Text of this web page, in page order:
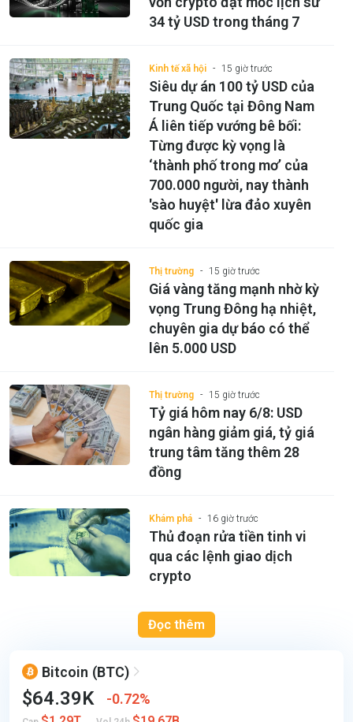
34 tỷ USD trong tháng 7
Kinh tế xã hội 15 giờ trước
Siêu dự án 100 tỷ USD của
Trung Quốc tại Đông Nam
Á liên tiếp vướng bê bối:
Từng được kỳ vọng là
‘thành phố trong mơ’ của
700.000 người, nay thành
'sào huyệt' lừa đảo xuyên
quốc gia
Thị trường 15 giờ trước
Giá vàng tăng mạnh nhờ kỳ
vọng Trung Đông hạ nhiệt,
chuyên gia dự báo có thể
lên 5.000 USD
Thị trường 15 giờ trước
Tỷ giá hôm nay 6/8: USD
ngân hàng giảm giá, tỷ giá
trung tâm tăng thêm 28
đồng
Khám phá 16 giờ trước
Thủ đoạn rửa tiền tinh vi
qua các lệnh giao dịch
crypto
Đọc thêm
Bitcoin (BTC)
$64.39K 0.72%